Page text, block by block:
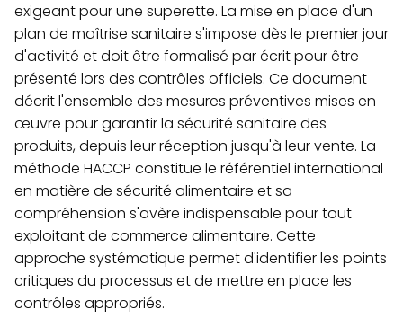
exigeant pour une superette. La mise en place d'un
plan de maîtrise sanitaire s'impose dès le premier jour
d'activité et doit être formalisé par écrit pour être
présenté lors des contrôles officiels. Ce document
décrit l'ensemble des mesures préventives mises en
œuvre pour garantir la sécurité sanitaire des
produits, depuis leur réception jusqu'à leur vente. La
méthode HACCP constitue le référentiel international
en matière de sécurité alimentaire et sa
compréhension s'avère indispensable pour tout
exploitant de commerce alimentaire. Cette
approche systématique permet d'identifier les points
critiques du processus et de mettre en place les
contrôles appropriés.